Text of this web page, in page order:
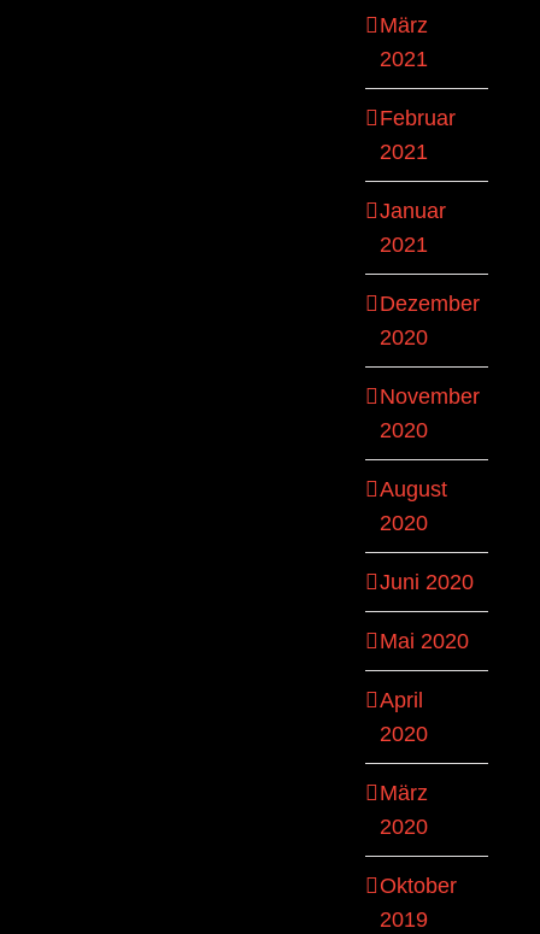
März
2021
Februar
2021
Januar
2021
Dezember
2020
November
2020
August
2020
Juni 2020
Mai 2020
April
2020
März
2020
Oktober
2019